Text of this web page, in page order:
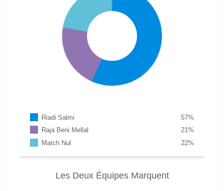
Riadi Salmi %
57
Raja Beni Mellal
%
21
Match Nul
%
22
Les Deux Équipes Marquent